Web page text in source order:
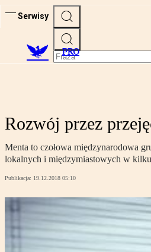
Serwisy
PRO
Rozwój przez
Menta to czołowa międzynarodowa
lokalnych i międzymiastowych w
Publikacja: 19.12.2018 05:10